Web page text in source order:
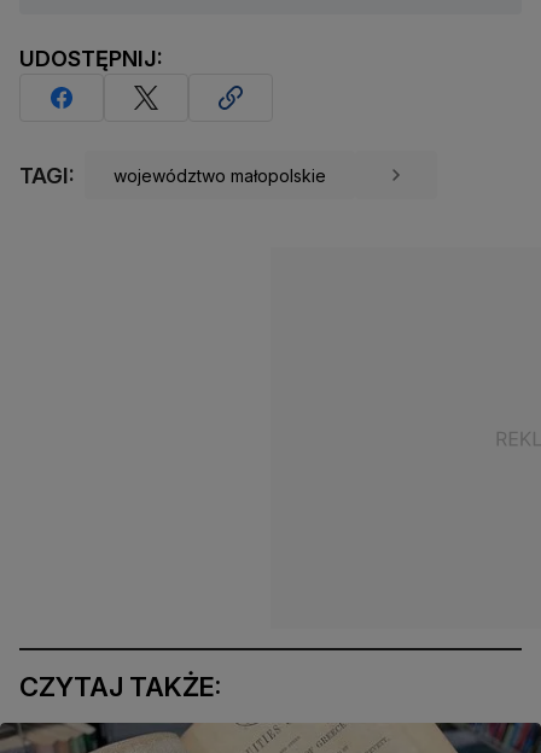
UDOSTĘPNIJ:
TAGI: województwo małopolskie
CZYTAJ TAKŻE: